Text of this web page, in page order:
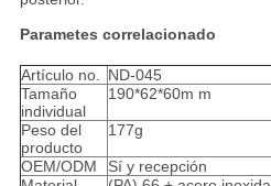
Parametes correlacionado
Artículo no. ND-045
Tamaño
individual
190*62*60m m
Peso del
producto
177g
OEM/ODM
Sí y recepción